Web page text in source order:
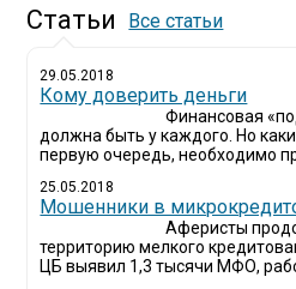
Статьи Все статьи
29.05.2018
Кому доверить деньги
Финансовая
должна быть у каждого. Но
первую очередь, необходимо
25.05.2018
Мошенники в
Аферисты
территорию мелкого
ЦБ выявил 1,3 тысячи МФО,